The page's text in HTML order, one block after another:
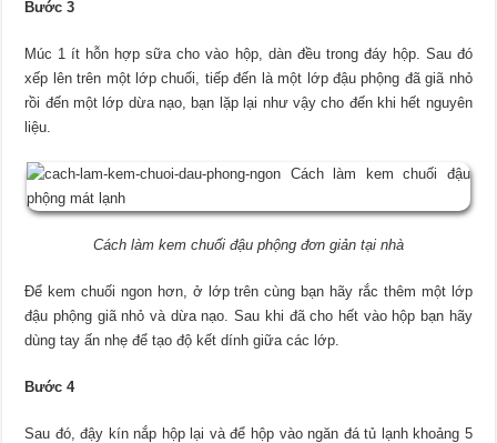
Bước 3
Múc 1 ít hỗn hợp sữa cho vào hộp, dàn đều trong đáy hộp. Sau đó
xếp lên trên một lớp chuối, tiếp đến là một lớp đậu phộng đã giã nhỏ
rồi đến một lớp dừa nạo, bạn lặp lại như vậy cho đến khi hết nguyên
liệu.
Cách làm kem chuối đậu phộng đơn giản tại nhà
Để kem chuối ngon hơn, ở lớp trên cùng bạn hãy rắc thêm một lớp
đậu phộng giã nhỏ và dừa nạo. Sau khi đã cho hết vào hộp bạn hãy
dùng tay ấn nhẹ để tạo độ kết dính giữa các lớp.
Bước 4
Sau đó, đậy kín nắp hộp lại và để hộp vào ngăn đá tủ lạnh khoảng 5